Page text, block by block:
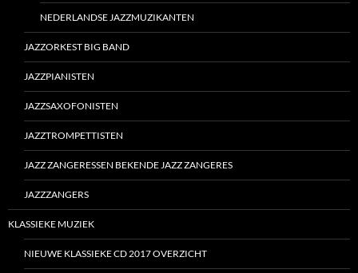
NEDERLANDSE JAZZMUZIKANTEN
JAZZORKEST BIG BAND
JAZZPIANISTEN
JAZZSAXOFONISTEN
JAZZTROMPETTISTEN
JAZZ ZANGERESSEN BEKENDE JAZZ ZANGERES
JAZZZANGERS
KLASSIEKE MUZIEK
NIEUWE KLASSIEKE CD 2017 OVERZICHT